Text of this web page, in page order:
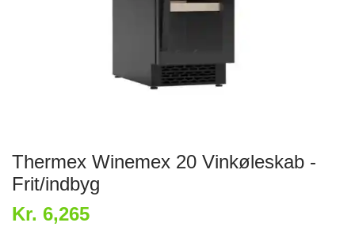
Thermex Winemex 20 Vinkøleskab -
Frit/indbyg
Kr. 6,265